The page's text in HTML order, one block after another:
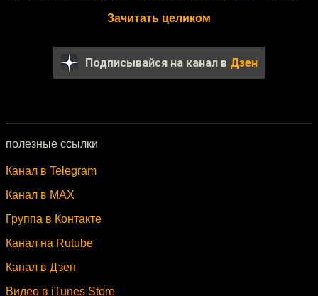
Зачитать целиком
Подписывайся на канал в Дзен
полезные ссылки
Канал в Telegram
Канал в MAX
Группа в Контакте
Канал на Rutube
Канал в Дзен
Видео в iTunes Store